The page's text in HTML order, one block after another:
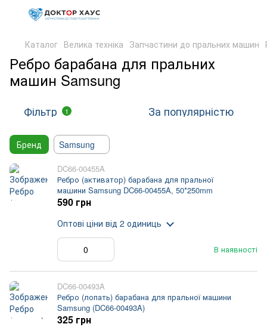
Каталог Велика техніка Запчастини до пральних машин
Ребро барабана для пральних
машин Samsung
Фільтр 1 За популярністю
Бренд Samsung
DC66-00455A
Ребро (активатор) барабана для пральної
машини Samsung DC66-00455A, 50*250mm
В наявності
590 грн
Оптові ціни від 2 одиниць
DC66-00493A
Ребро (лопать) барабана для пральної машини
Samsung (DC66-00493A)
325 грн